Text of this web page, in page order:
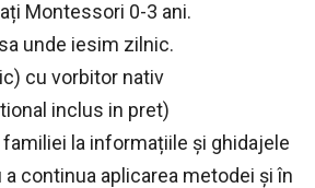
Montessori 0-3 ani.
unde iesim zilnic.
cu vorbitor nativ
inclus in pret)
la informațiile și ghidajele
continua aplicarea metodei și în